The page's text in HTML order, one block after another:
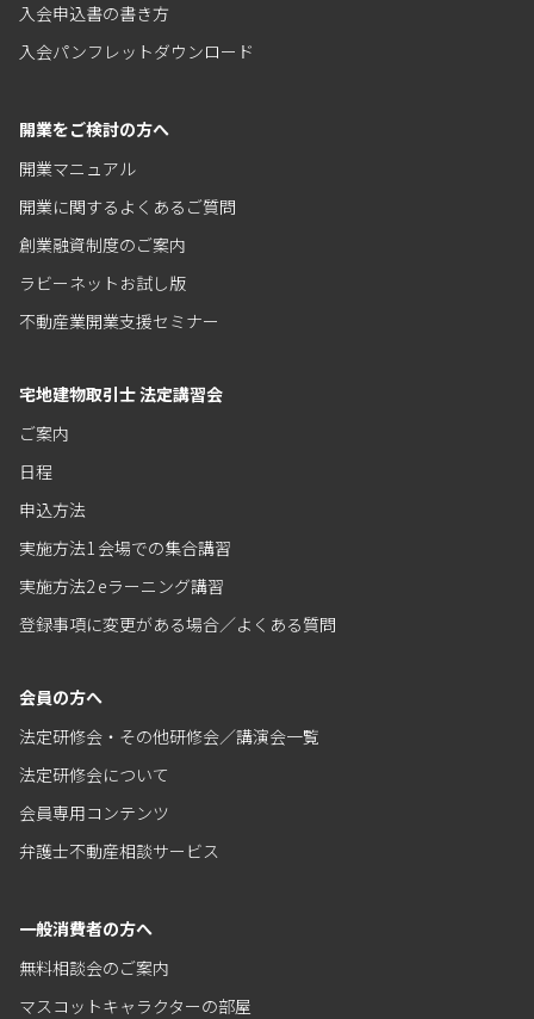
入会申込書の書き方
入会パンフレットダウンロード
開業をご検討の方へ
開業マニュアル
開業に関するよくあるご質問
創業融資制度のご案内
ラビーネットお試し版
不動産業開業支援セミナー
宅地建物取引士 法定講習会
ご案内
日程
申込方法
実施方法1 会場での集合講習
実施方法2 eラーニング講習
登録事項に変更がある場合／よくある質問
会員の方へ
法定研修会・その他研修会／講演会一覧
法定研修会について
会員専用コンテンツ
弁護士不動産相談サービス
一般消費者の方へ
無料相談会のご案内
マスコットキャラクターの部屋